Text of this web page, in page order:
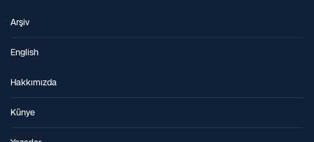
Arşiv
English
Hakkımızda
Künye